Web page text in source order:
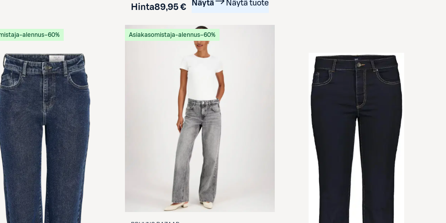
Hinta89,95 € Näytä Näytä tuote
alennus−60% Asiakasomistaja-alennus−60%